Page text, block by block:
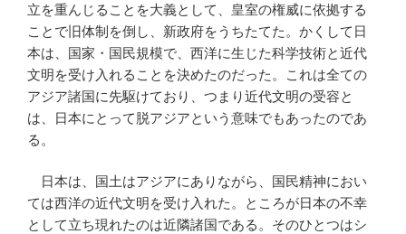
立を重んじることを大義として、皇室の権威に依拠する
ことで旧体制を倒し、新政府をうちたてた。かくして日
本は、国家・国民規模で、西洋に生じた科学技術と近代
文明を受け入れることを決めたのだった。これは全ての
アジア諸国に先駆けており、つまり近代文明の受容と
は、日本にとって脱アジアという意味でもあったのであ
る。
日本は、国土はアジアにありながら、国民精神におい
ては西洋の近代文明を受け入れた。ところが日本の不幸
として立ち現れたのは近隣諸国である。そのひとつはシ